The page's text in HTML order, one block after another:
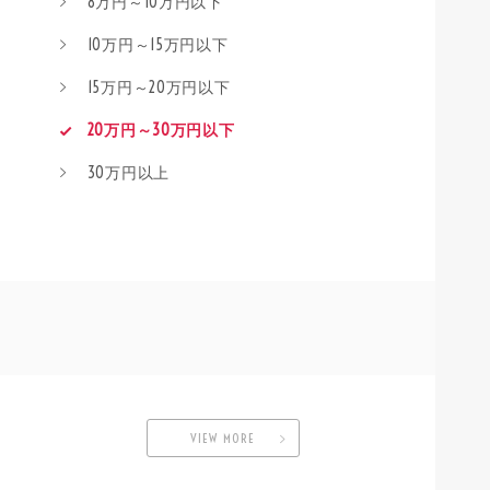
10万円～15万円以下
15万円～20万円以下
20万円～30万円以下
30万円以上
VIEW MORE